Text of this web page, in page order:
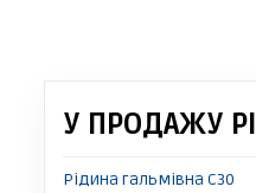
У ПРОДАЖУ
Рідина гальмівна C30